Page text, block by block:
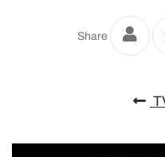
Share